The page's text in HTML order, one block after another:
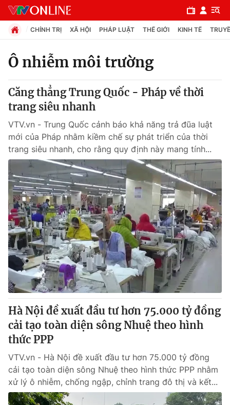
Chuyên mục
Chính trị
Xã hội
Pháp luật
Y tế
Thế giới
Tin tức
Thế giới đó đây
Câu chuyện quốc tế
Kinh tế
Tài chính
Thị trường
Góc doanh nghiệp
Dữ liệu và đời sống
Truyền hình
Phim VTV
Hậu trường
Nhân vật
Khán giả
Giải trí
Điện ảnh
Âm nhạc
Đời sống
Du lịch
Giáo dục
CHÍNH TRỊ XÃ HỘI PHÁP LUẬT THẾ GIỚI KINH TẾ
Ô nhiễm môi trường
Căng thẳng Trung Quốc - Pháp về thời
trang siêu nhanh
VTV.vn - Trung Quốc cảnh báo khả năng trả đũa luật
mới của Pháp nhằm kiềm chế sự phát triển của thời
trang siêu nhanh, cho rằng quy định này mang tính...
Hà Nội đề xuất đầu tư hơn 75.000 tỷ đồng
cải tạo toàn diện sông Nhuệ theo hình
thức PPP
VTV.vn - Hà Nội đề xuất đầu tư hơn 75.000 tỷ đồng
cải tạo toàn diện sông Nhuệ theo hình thức PPP nhằm
xử lý ô nhiễm, chống ngập, chỉnh trang đô thị và kết...